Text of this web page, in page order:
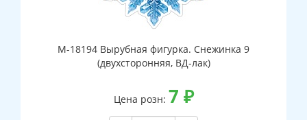
М-18194 Вырубная фигурка. Снежинка 9
(двухсторонняя, ВД-лак)
Цена розн: 7 ₽